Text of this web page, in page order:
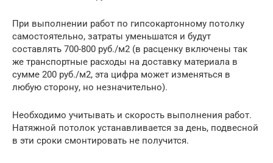
При выполнении работ по гипсокартонному потолку
самостоятельно, затраты уменьшатся и будут
составлять 700-800 руб./м2 (в расценку включены так
же транспортные расходы на доставку материала в
сумме 200 руб./м2, эта цифра может изменяться в
любую сторону, но незначительно).
Необходимо учитывать и скорость выполнения работ.
Натяжной потолок устанавливается за день, подвесной
в эти сроки смонтировать не получится.